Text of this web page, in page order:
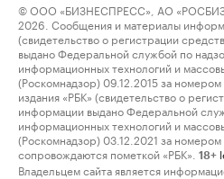
© ООО «БИЗНЕСПРЕСС», АО
2026. Сообщения и материалы
(свидетельство о регистрации
выдано Федеральной службой по
информационных технологий и
(Роскомнадзор) 09.12.2015 за
издания «РБК» (свидетельство о
информации выдано Федеральной
информационных технологий и
(Роскомнадзор) 03.12.2021 за
сопровождаются пометкой «РБК».
18+
Владельцем сайта является